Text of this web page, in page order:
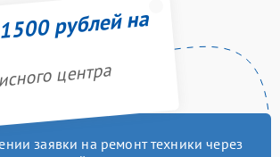
рублей на
центра
заявки на ремонт техники через